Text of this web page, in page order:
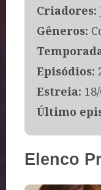
Criadores:
Gêneros:
Episódios:
Estreia:
Último
Elenco